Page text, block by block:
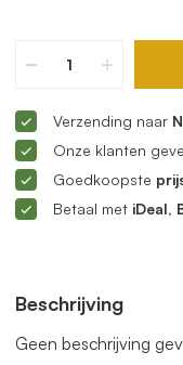
Beschrijving
Geen beschrijving
Verzending naar
Onze klanten
Goedkoopste
Betaal met iDeal,